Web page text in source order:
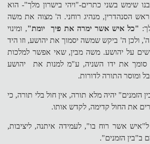
שימש בשני כתרים-"ויהי בישרון מלך"- הוא
הסנהדרין, מנהיג רוחני. ה' מצוה את משה
"כל איש אשר ימרה את פיך יומת", ומינוי
ולכן ה' ביקש שמשה יסמוך את יהושע, וזו היד
על יהושע. משה מבין, שאי אפשר למלכות
סומך את ידו השניה, ע"מ למנות את יהושע
ומוסר התורה לדורות.
הזמנים" יהיה מלא תורה, אין חול בלי תורה, כי
את החול קדימה, לקדש אותו.
ל"איש אשר רוח בו", לעמידה איתנה, ליציבות,
ב"בין הזמנים".